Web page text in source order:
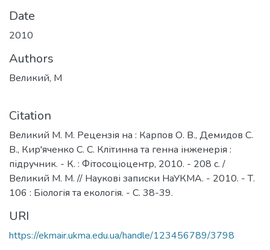
Date
2010
Authors
Великий, М
Citation
Великий М. М. Рецензія на : Карпов О. В., Демидов С.
В., Кир'яченко С. С. Клітинна та генна інженерія :
підручник. - К. : Фітосоціоцентр, 2010. - 208 с. /
Великий М. М. // Наукові записки НаУКМА. - 2010. - Т.
106 : Біологія та екологія. - С. 38-39.
URI
https://ekmair.ukma.edu.ua/handle/123456789/3798